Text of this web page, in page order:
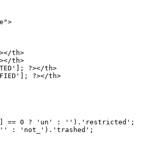
stripe">
?></th>
?></th>
?></th>
?></th>
== 0 ? 'un' : '').'restricted';
: 'not_').'trashed';